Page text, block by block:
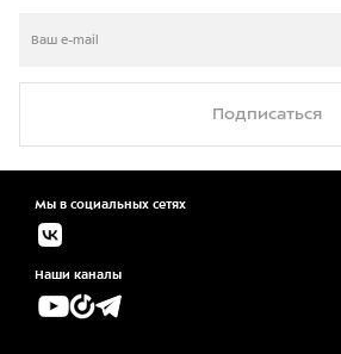
Подписаться
Мы в социальных сетях
Наши каналы